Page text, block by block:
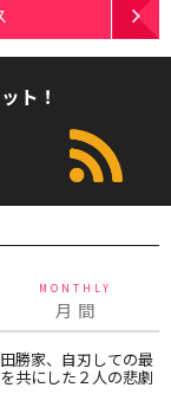
ト！
MONTHLY
月 間
勝家、自刃しての最
共にした２人の悲劇